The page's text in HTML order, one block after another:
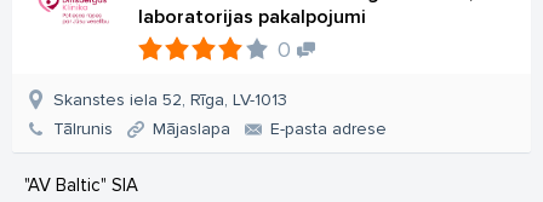
laboratorijas pakalpojumi
0
Skanstes iela 52, Rīga, LV-1013
Tālrunis
Mājaslapa E-pasta adrese
"AV Baltic" SIA